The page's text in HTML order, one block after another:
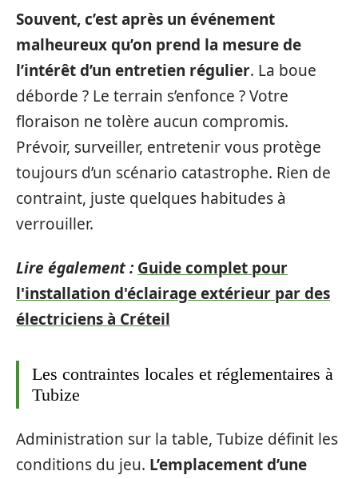
Souvent, c’est après un événement
malheureux qu’on prend la mesure de
l’intérêt d’un entretien régulier. La boue
déborde ? Le terrain s’enfonce ? Votre
floraison ne tolère aucun compromis.
Prévoir, surveiller, entretenir vous protège
toujours d’un scénario catastrophe. Rien de
contraint, juste quelques habitudes à
verrouiller.
Lire également : Guide complet pour
l'installation d'éclairage extérieur par des
électriciens à Créteil
Les contraintes locales et réglementaires à
Tubize
Administration sur la table, Tubize définit les
conditions du jeu. L’emplacement d’une